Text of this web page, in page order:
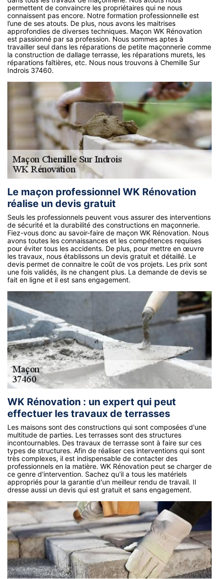
permettent de convaincre les propriétaires qui ne nous
connaissent pas encore. Notre formation professionnelle est
l’une de ses atouts. De plus, nous avons les maitrises
approfondies de diverses techniques. Maçon WK Rénovation
est passionné par sa profession. Nous sommes aptes à
travailler seul dans les réparations de petite maçonnerie comme
la construction de dallage terrasse, les réparations murets, les
réparations faîtières, etc. Nous nous trouvons à Chemille Sur
Indrois 37460.
Le maçon professionnel WK Rénovation
réalise un devis gratuit
Seuls les professionnels peuvent vous assurer des interventions
de sécurité et la durabilité des constructions en maçonnerie.
Fiez-vous donc au savoir-faire de maçon WK Rénovation. Nous
avons toutes les connaissances et les compétences requises
pour éviter tous les accidents. De plus, pour mettre en œuvre
les travaux, nous établissons un devis gratuit et détaillé. Le
devis permet de connaitre le coût de vos projets. Les prix sont
une fois validés, ils ne changent plus. La demande de devis se
fait en ligne et il est sans engagement.
WK Rénovation : un expert qui peut
effectuer les travaux de terrasses
Les maisons sont des constructions qui sont composées d'une
multitude de parties. Les terrasses sont des structures
incontournables. Des travaux de terrasse sont à faire sur ces
types de structures. Afin de réaliser ces interventions qui sont
très complexes, il est indispensable de contacter des
professionnels en la matière. WK Rénovation peut se charger de
ce genre d'intervention. Sachez qu'il a tous les matériels
appropriés pour la garantie d'un meilleur rendu de travail. Il
dresse aussi un devis qui est gratuit et sans engagement.